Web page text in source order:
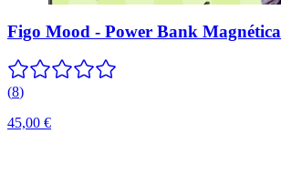
Figo Mood - Power Bank Magnética
(8)
45,00 €